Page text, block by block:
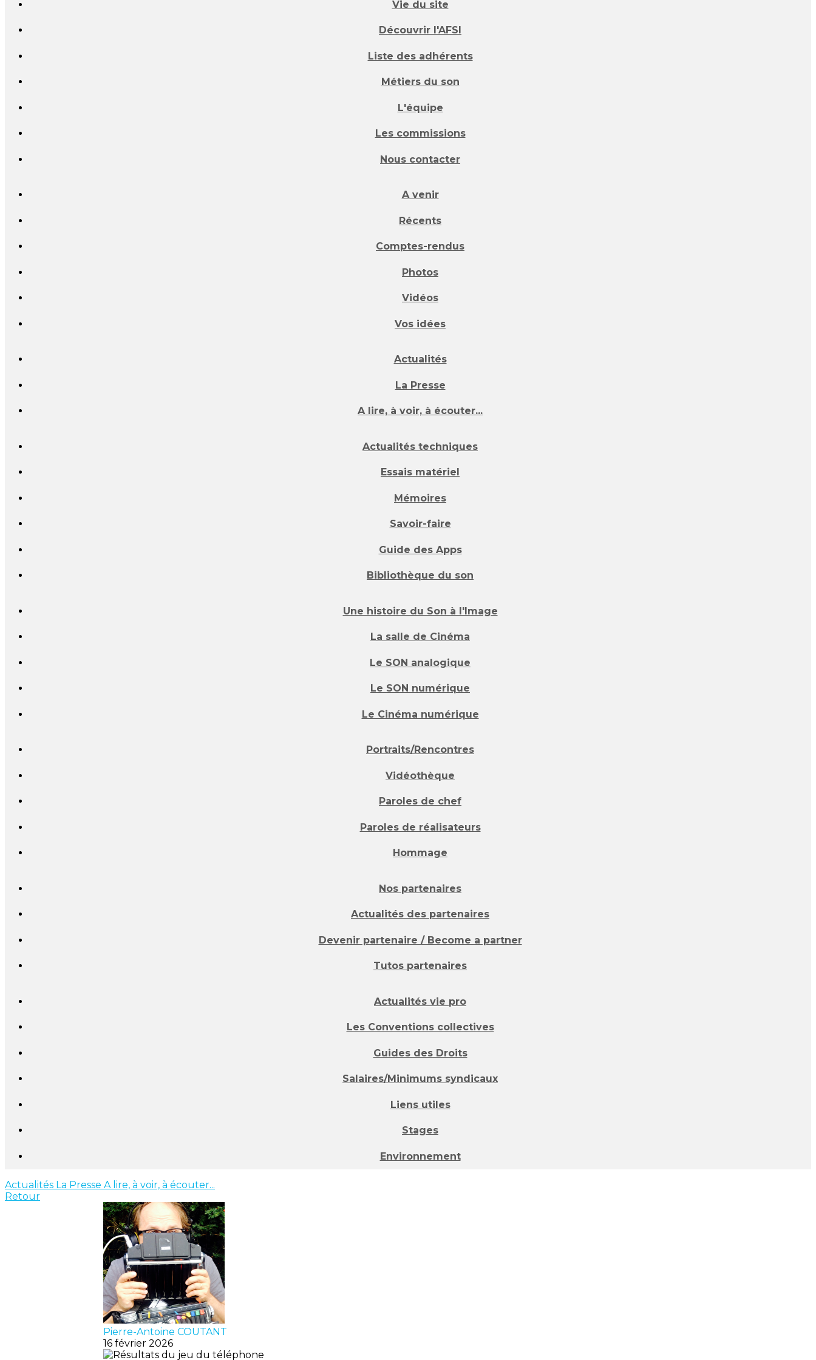
Vie du site
Découvrir l'AFSI
Liste des adhérents
Métiers du son
L'équipe
Les commissions
Nous contacter
A venir
Récents
Comptes-rendus
Photos
Vidéos
Vos idées
Actualités
La Presse
A lire, à voir, à écouter...
Actualités techniques
Essais matériel
Mémoires
Savoir-faire
Guide des Apps
Bibliothèque du son
Une histoire du Son à l'Image
La salle de Cinéma
Le SON analogique
Le SON numérique
Le Cinéma numérique
Portraits/Rencontres
Vidéothèque
Paroles de chef
Paroles de réalisateurs
Hommage
Nos partenaires
Actualités des partenaires
Devenir partenaire / Become a partner
Tutos partenaires
Actualités vie pro
Les Conventions collectives
Guides des Droits
Salaires/Minimums syndicaux
Liens utiles
Stages
Environnement
Actualités La Presse A lire, à voir, à écouter...
Retour
Pierre-Antoine COUTANT
16 février 2026